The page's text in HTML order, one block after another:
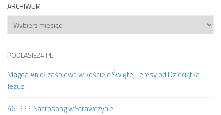
ARCHIWUM
Archiwum
PODLASIE24.PL
Magda Anioł zaśpiewa w kościele Świętej Teresy od Dzieciątka
Jezus
46. PPP: Sacrosong w Strawczynie